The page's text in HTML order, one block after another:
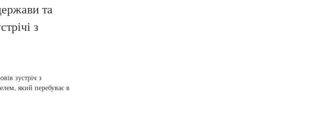
та
з
зустріч з
який перебуває в